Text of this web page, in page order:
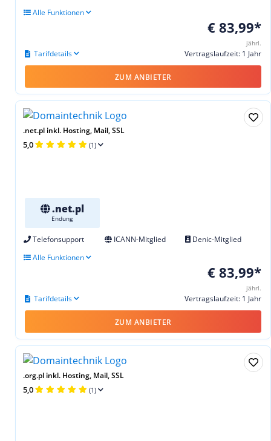
Alle Funktionen
€ 83,99*
jährl.
Vertragslaufzeit: 1 Jahr
Tarifdetails
ZUM ANBIETER
.net.pl inkl. Hosting, Mail, SSL
5,0 (1)
.net.pl
Endung
Telefonsupport ICANN-Mitglied
Denic-Mitglied
Alle Funktionen
€ 83,99*
jährl.
Vertragslaufzeit: 1 Jahr
Tarifdetails
ZUM ANBIETER
.org.pl inkl. Hosting, Mail, SSL
5,0 (1)